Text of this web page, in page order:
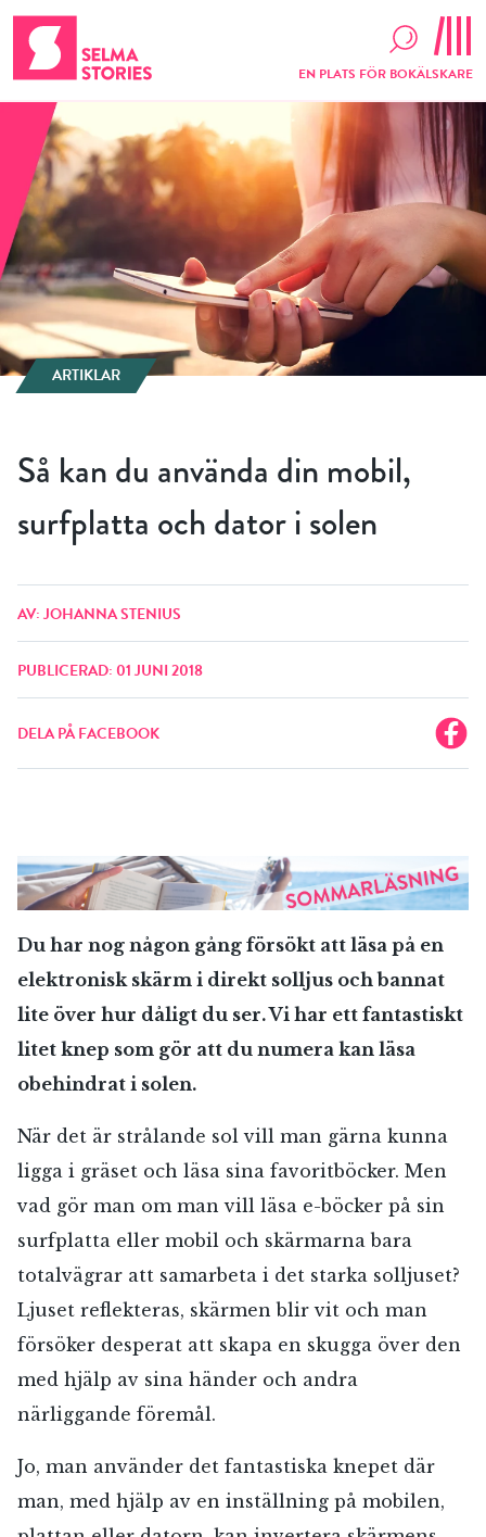
EN PLATS FÖR BOKÄLSKARE
ARTIKLAR
Så kan du använda din mobil,
surfplatta och dator i solen
AV: JOHANNA STENIUS
PUBLICERAD: 01 JUNI 2018
DELA PÅ FACEBOOK
Du har nog någon gång försökt att läsa på en
elektronisk skärm i direkt solljus och bannat
lite över hur dåligt du ser. Vi har ett fantastiskt
litet knep som gör att du numera kan läsa
obehindrat i solen.
När det är strålande sol vill man gärna kunna
ligga i gräset och läsa sina favoritböcker. Men
vad gör man om man vill läsa e-böcker på sin
surfplatta eller mobil och skärmarna bara
totalvägrar att samarbeta i det starka solljuset?
Ljuset reflekteras, skärmen blir vit och man
försöker desperat att skapa en skugga över den
med hjälp av sina händer och andra
närliggande föremål.
Jo, man använder det fantastiska knepet där
man, med hjälp av en inställning på mobilen,